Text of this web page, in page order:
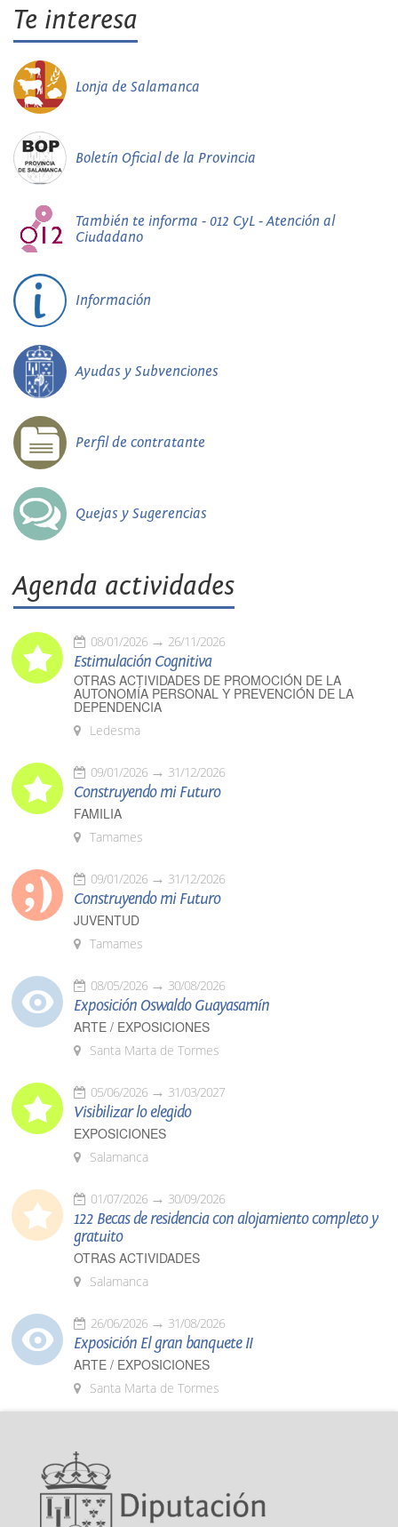
Te interesa
Lonja de Salamanca
Boletín Oficial de la Provincia
También te informa - 012 CyL - Atención al
Ciudadano
Información
Ayudas y Subvenciones
Perfil de contratante
Quejas y Sugerencias
Agenda actividades
08/01/2026 26/11/2026
Estimulación Cognitiva
OTRAS ACTIVIDADES DE PROMOCIÓN DE LA
AUTONOMÍA PERSONAL Y PREVENCIÓN DE LA
DEPENDENCIA
Ledesma
09/01/2026 31/12/2026
Construyendo mi Futuro
FAMILIA
Tamames
09/01/2026 31/12/2026
Construyendo mi Futuro
JUVENTUD
Tamames
08/05/2026 30/08/2026
Exposición Oswaldo Guayasamín
ARTE / EXPOSICIONES
Santa Marta de Tormes
05/06/2026 31/03/2027
Visibilizar lo elegido
EXPOSICIONES
Salamanca
01/07/2026 30/09/2026
122 Becas de residencia con alojamiento completo y
gratuito
OTRAS ACTIVIDADES
Salamanca
26/06/2026 31/08/2026
Exposición El gran banquete II
ARTE / EXPOSICIONES
Santa Marta de Tormes